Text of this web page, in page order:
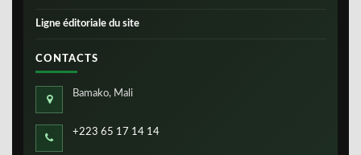
Ligne éditoriale du site
CONTACTS
Bamako, Mali
+223 65 17 14 14